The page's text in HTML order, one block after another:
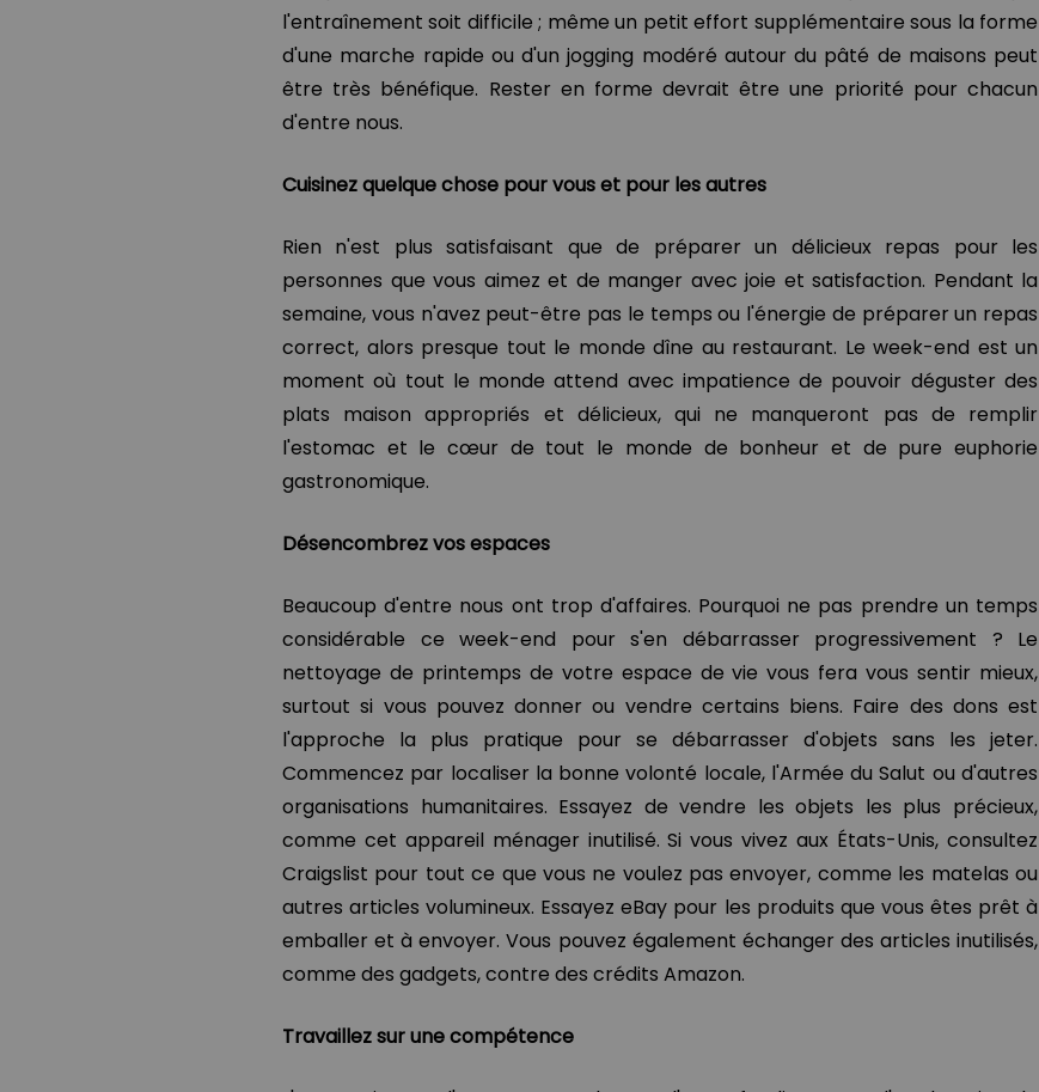
l'entraînement soit difficile ; même un petit effort supplémentaire sous la forme
d'une marche rapide ou d'un jogging modéré autour du pâté de maisons peut
être très bénéfique. Rester en forme devrait être une priorité pour chacun
d'entre nous.
Cuisinez quelque chose pour vous et pour les autres
Rien n'est plus satisfaisant que de préparer un délicieux repas pour les
personnes que vous aimez et de manger avec joie et satisfaction. Pendant la
semaine, vous n'avez peut-être pas le temps ou l'énergie de préparer un repas
correct, alors presque tout le monde dîne au restaurant. Le week-end est un
moment où tout le monde attend avec impatience de pouvoir déguster des
plats maison appropriés et délicieux, qui ne manqueront pas de remplir
l'estomac et le cœur de tout le monde de bonheur et de pure euphorie
gastronomique.
Désencombrez vos espaces
Beaucoup d'entre nous ont trop d'affaires. Pourquoi ne pas prendre un temps
considérable ce week-end pour s'en débarrasser progressivement ? Le
nettoyage de printemps de votre espace de vie vous fera vous sentir mieux,
surtout si vous pouvez donner ou vendre certains biens. Faire des dons est
l'approche la plus pratique pour se débarrasser d'objets sans les jeter.
Commencez par localiser la bonne volonté locale, l'Armée du Salut ou d'autres
organisations humanitaires. Essayez de vendre les objets les plus précieux,
comme cet appareil ménager inutilisé. Si vous vivez aux États-Unis, consultez
Craigslist pour tout ce que vous ne voulez pas envoyer, comme les matelas ou
autres articles volumineux. Essayez eBay pour les produits que vous êtes prêt à
emballer et à envoyer. Vous pouvez également échanger des articles inutilisés,
comme des gadgets, contre des crédits Amazon.
Travaillez sur une compétence